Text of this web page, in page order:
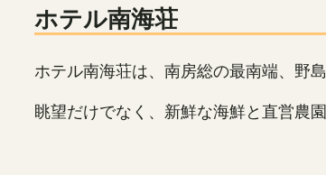
ホテル南海荘
ホテル南海荘は、南房総の最南端、野
眺望だけでなく、新鮮な海鮮と直営農